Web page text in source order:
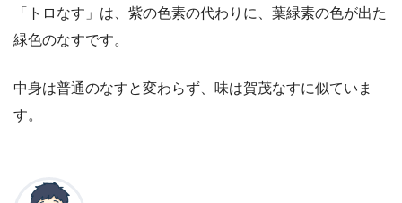
「トロなす」は、紫の色素の代わりに、葉緑素の色が出た
緑色のなすです。
中身は普通のなすと変わらず、味は賀茂なすに似ていま
す。